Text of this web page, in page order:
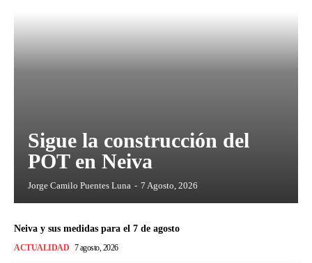
Sigue la construcción del
POT en Neiva
Jorge Camilo Puentes Luna - 7 Agosto, 2026
Neiva y sus medidas para el 7 de agosto
ACTUALIDAD 7 agosto, 2026